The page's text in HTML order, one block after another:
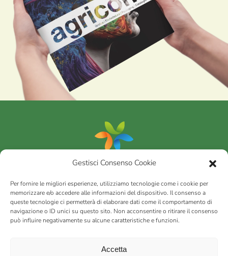
Gestisci Consenso Cookie
Per fornire le migliori esperienze, utilizziamo tecnologie come i cookie per
memorizzare e/o accedere alle informazioni del dispositivo. Il consenso a
queste tecnologie ci permetterà di elaborare dati come il comportamento di
navigazione o ID unici su questo sito. Non acconsentire o ritirare il consenso
può influire negativamente su alcune caratteristiche e funzioni.
Accetta
Portfolio
AGRICOMs.r.l.
via Montalbano 65 51100 Case Nuove di Masiano (PT) | codice
Int. versato | Repertorio Economico Amministrativo C.C.I.A.A. di